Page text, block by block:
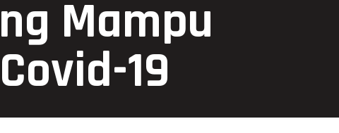
Mampu
19